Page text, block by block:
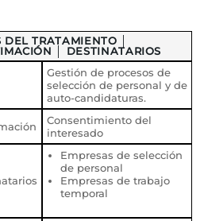
DEL TRATAMIENTO │
│ DESTINATARIOS
Gestión de procesos de
selección de personal y de
auto-candidaturas.
Consentimiento del
interesado
Empresas de selección
de personal
Empresas de trabajo
temporal